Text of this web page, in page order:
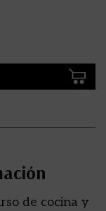
de cocina y